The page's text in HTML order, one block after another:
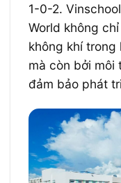
1-0-2.
World không
không khí trong
mà còn bởi môi
đảm bảo phát